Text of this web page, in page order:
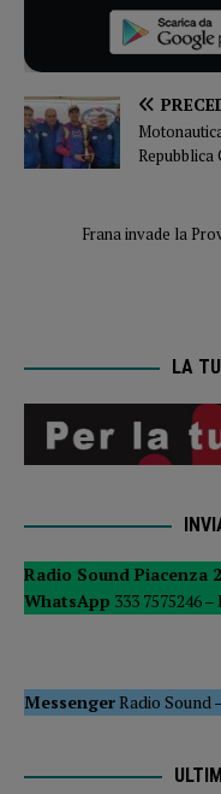
Frana invade la
LA
Radio Sound Piacenza
WhatsApp 333 7575246 –
MessengerRadio Sound